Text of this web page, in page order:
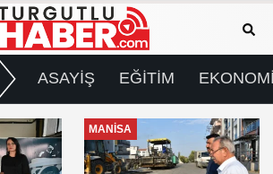
ASAYİŞ EĞİTİM
MANİSA